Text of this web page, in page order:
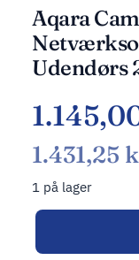
Aqara
Udendørs
1.431,25
1 på lager
Alternative: